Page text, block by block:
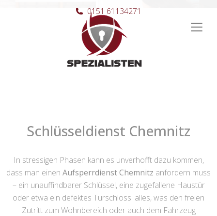
Hauptnavigation
0151 61134271
Schlüsseldienst Chemnitz
In stressigen Phasen kann es unverhofft dazu kommen,
dass man einen Aufsperrdienst Chemnitz anfordern muss
– ein unauffindbarer Schlüssel, eine zugefallene Haustür
oder etwa ein defektes Türschloss: alles, was den freien
Zutritt zum Wohnbereich oder auch dem Fahrzeug